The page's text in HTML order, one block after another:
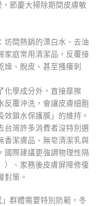
節慶大掃除期間皮膚敏
：坊間熱銷的漂白水、去油
家庭常用清潔品，反覆接
、脫皮、甚至搔癢刺
化學成分外，直接摩擦
反覆沖洗，會讓皮膚細胞
鎖水保護膜」的維持。
台灣許多消費者沒特別選
香潔膚品、無皂清潔乳與
國際建議更強調物理性隔
）、家務後皮膚屏障修復
對策。
群體需要特別防範，冬